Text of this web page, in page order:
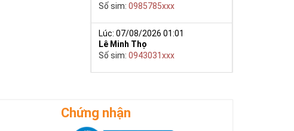
Số sim:0985785xxx
Lúc: 07/08/2026 01:01
Lê Minh Thọ
Số sim:0943031xxx
Chứng nhận